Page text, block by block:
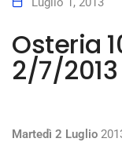
Osteria
2/7/2013
Martedì 2 Luglio